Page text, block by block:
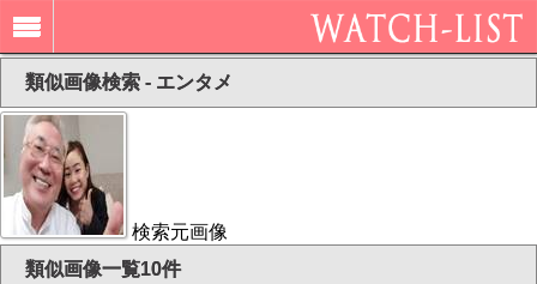
類似画像検索 - エンタメ
検索元画像
類似画像一覧10件